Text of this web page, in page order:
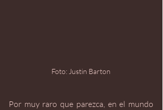
Foto: Justin Barton
Por muy raro que parezca, en el mundo